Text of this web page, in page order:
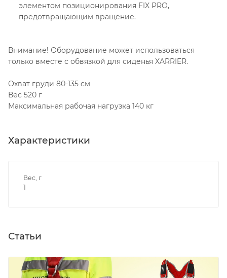
элементом позиционирования FIX PRO,
предотвращающим вращение.
Внимание! Оборудование может использоваться
только вместе с обвязкой для сиденья XARRIER.
Охват груди 80-135 см
Вес 520 г
Максимальная рабочая нагрузка 140 кг
Характеристики
Вес, г
1
Статьи